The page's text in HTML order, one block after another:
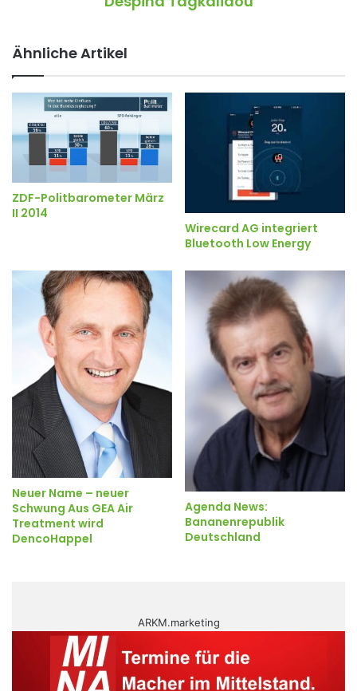
Ähnliche Artikel
ZDF-Politbarometer März
II 2014
Wirecard AG integriert
Bluetooth Low Energy
Neuer Name – neuer
Schwung Aus GEA Air
Treatment wird
DencoHappel
Agenda News:
Bananenrepublik
Deutschland
ARKM.marketing